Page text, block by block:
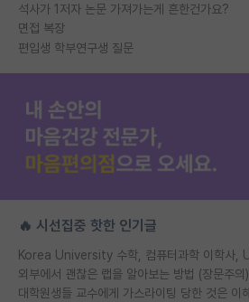
석사가 1저자 논문 가져가는게 흔한건가요?
면접 복장
편입생 학부연구생 질문
🔥 시선집중 핫한 인기글
외부에서 괜찮은 랩을 알아보는 방법 (장문주의)